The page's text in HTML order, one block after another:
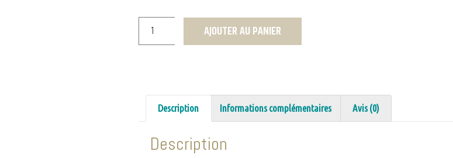
AJOUTER AU PANIER
Description Informations complémentaires Avis (0)
Description